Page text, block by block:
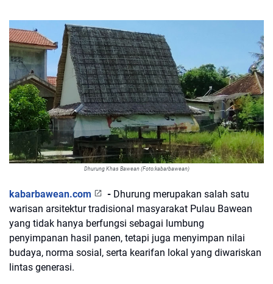
Dhurung Khas Bawean (Foto:kabarbawean)
kabarbawean.com - Dhurung merupakan salah satu
warisan arsitektur tradisional masyarakat Pulau Bawean
yang tidak hanya berfungsi sebagai lumbung
penyimpanan hasil panen, tetapi juga menyimpan nilai
budaya, norma sosial, serta kearifan lokal yang diwariskan
lintas generasi.